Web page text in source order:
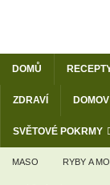
DOMŮ
ZDRAVÍ DOMOV
SVĚTOVÉ POKRMY
MASO RYBY A